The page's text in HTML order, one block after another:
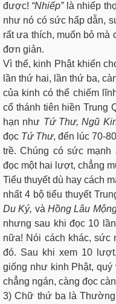
được! “Nhiếp” là nhiếp
như nó có sức hấp dẫn,
rất ưa thích, muốn bỏ
đơn giản.
Vì thế, kinh Phật khiến
lần thứ hai, lần thứ ba,
của kinh có thể chiếm
cổ thánh tiên hiền Trung
hạn như Tứ Thư, Ngũ
đọc Tứ Thư, đến lúc 70-
trề. Chúng có sức mạnh
đọc một hai lượt, chẳng
Tiểu thuyết dù hay cách
nhất 4 bộ tiểu thuyết
Du Ký, vàHồng Lâu
nhưng sau khi đọc 10
nữa! Nói cách khác, sức
đó. Sau khi xem 10
giống như kinh Phật, quý
chẳng ngán, càng đọc
3) Chữ thứ ba là